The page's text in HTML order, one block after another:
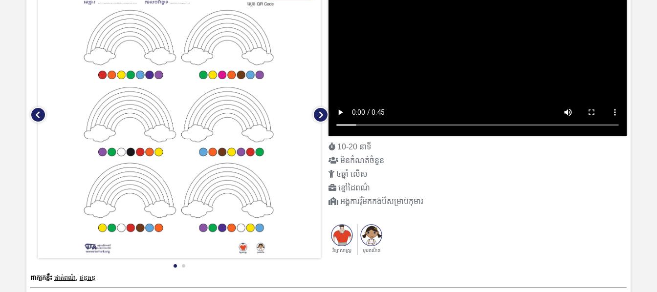
10-20 នាទី
មិនកំណត់ចំនួន
៤ឆ្នាំ លើស
ខ្មៅដៃពណ៌
អង្គការរុឺម៉កកង់បីសម្រាប់កុមារ
វិទ្យាសាស្រ្ត បុរេគណិត
ពាក្យកន្លឹះ ផាត់ពណ៌ ឥន្ទធនូ